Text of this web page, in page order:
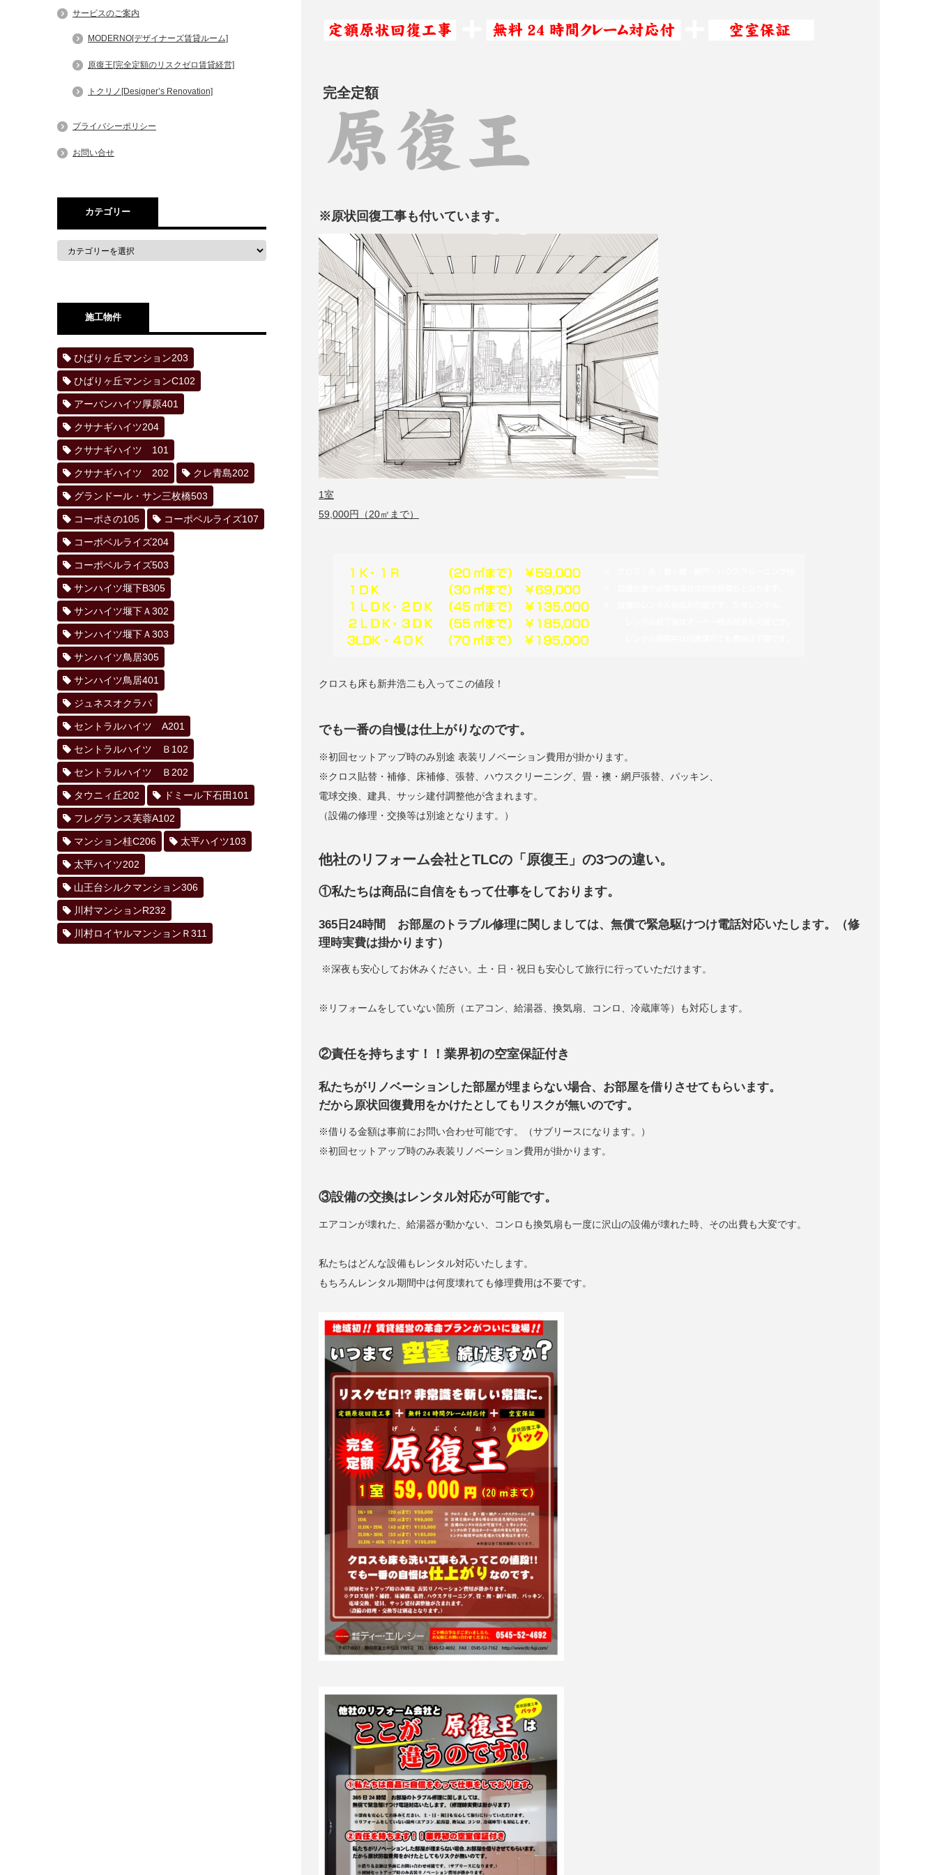
完全定額
※原状回復工事も付いています。
1室
59,000円
（20㎡まで）
クロスも床も新井浩二も入ってこの値段！
でも一番の自慢は仕上がりなのです。
※初回セットアップ時のみ別途 表装リノベーション費用が掛かります。
※クロス貼替・補修、床補修、張替、ハウスクリーニング、畳・襖・網戸張替、パッキン、
電球交換、建具、サッシ建付調整他が含まれます。
（設備の修理・交換等は別途となります。）
他社のリフォーム会社とTLCの「原復王」の3つの違い。
①私たちは商品に自信をもって仕事をしております。
365日24時間 お部屋のトラブル修理に関しましては、無償で緊急駆けつけ電話対応いたします。（修
理時実費は掛かります）
※深夜も安心してお休みください。土・日・祝日も安心して旅行に行っていただけます。
※リフォームをしていない箇所（エアコン、給湯器、換気扇、コンロ、冷蔵庫等）も対応します。
②責任を持ちます！！業界初の空室保証付き
私たちがリノベーションした部屋が埋まらない場合、お部屋を借りさせてもらいます。
だから原状回復費用をかけたとしてもリスクが無いのです。
※借りる金額は事前にお問い合わせ可能です。（サブリースになります。）
※初回セットアップ時のみ表装リノベーション費用が掛かります。
③設備の交換はレンタル対応が可能です。
エアコンが壊れた、給湯器が動かない、コンロも換気扇も一度に沢山の設備が壊れた時、その出費も大変です。
私たちはどんな設備もレンタル対応いたします。
もちろんレンタル期間中は何度壊れても修理費用は不要です。
サービスのご案内
MODERNO[デザイナーズ賃貸ルーム]
原復王[完全定額のリスクゼロ賃貸経営]
トクリノ[Designer’s Renovation]
プライバシーポリシー
お問い合せ
カテゴリー
施工物件
ひばりヶ丘マンション203
ひばりヶ丘マンションC102
アーバンハイツ厚原401
クサナギハイツ204
クサナギハイツ 101
クサナギハイツ 202 クレ青島202
グランドール・サン三枚橋503
コーポさの105 コーポベルライズ107
コーポベルライズ204
コーポベルライズ503
サンハイツ堰下B305
サンハイツ堰下Ａ302
サンハイツ堰下Ａ303
サンハイツ鳥居305
サンハイツ鳥居401
ジュネスオクラバ
セントラルハイツ A201
セントラルハイツ Ｂ102
セントラルハイツ Ｂ202
タウニィ丘202 ドミール下石田101
フレグランス芙蓉A102
マンション桂C206 太平ハイツ103
太平ハイツ202
山王台シルクマンション306
川村マンションR232
川村ロイヤルマンションＲ311